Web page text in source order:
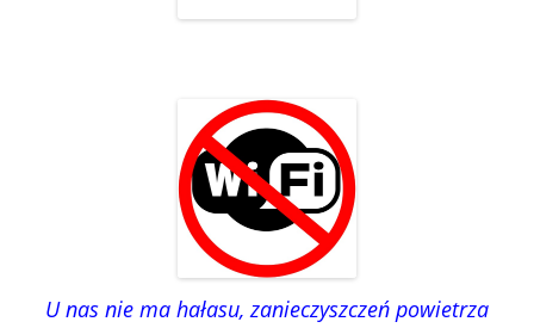
U nas nie ma hałasu, zanieczyszczeń powietrza